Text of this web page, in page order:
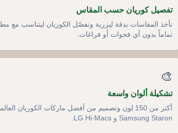
تفصيل كوريان حسب المقاس
نأخذ المقاسات بدقة ليزرية ونفصّل الكوريان ليتناسب مع
تماماً بدون أي فجوات أو فراغات.
🎨
تشكيلة ألوان واسعة
أكثر من 150 لون وتصميم من أفضل ماركات الكوريان
Samsung Staron و LG Hi-Macs.